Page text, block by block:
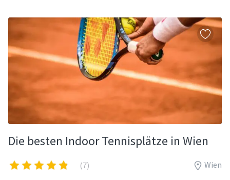
Die besten Indoor Tennisplätze in Wien
(7) Wien